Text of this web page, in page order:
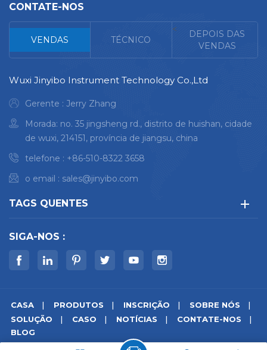
CONTATE-NOS
VENDAS TÉCNICO
<
DEPOIS DAS
VENDAS
Wuxi Jinyibo Instrument Technology Co.,Ltd
Gerente : Jerry Zhang
Morada: no. 35 jingsheng rd., distrito de huishan, cidade
de wuxi, 214151, província de jiangsu, china
telefone : +86-510-8322 3658
o email : sales@jinyibo.com
TAGS QUENTES
SIGA-NOS :
CASA PRODUTOS INSCRIÇÃO
SOBRE NÓS
SOLUÇÃO
CASO NOTÍCIAS
CONTATE-NOS
BLOG